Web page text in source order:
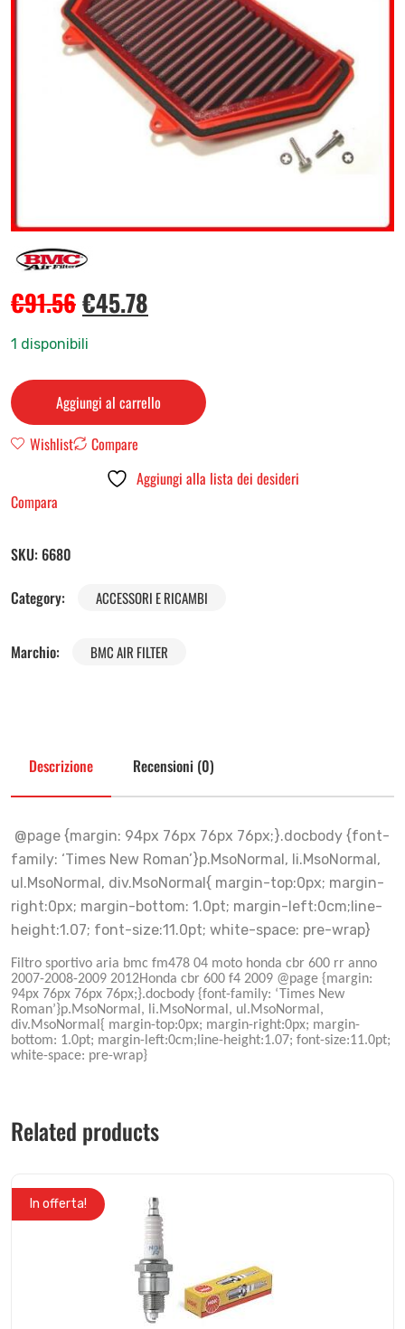
€91.56€45.78
1 disponibili
Aggiungi al carrello
Wishlist
Compare
Aggiungi alla lista dei desideri
Compara
SKU: 6680
Category:
ACCESSORI E RICAMBI
Marchio: BMC AIR FILTER
Descrizione Recensioni (0)
@page {margin: 94px 76px 76px 76px;}.docbody {font-
family: ‘Times New Roman’}p.MsoNormal, li.MsoNormal,
ul.MsoNormal, div.MsoNormal{ margin-top:0px; margin-
right:0px; margin-bottom: 1.0pt; margin-left:0cm;line-
height:1.07; font-size:11.0pt; white-space: pre-wrap}
Filtro sportivo aria bmc fm478 04 moto honda cbr 600 rr anno
2007-2008-2009 2012Honda cbr 600 f4 2009 @page {margin:
94px 76px 76px 76px;}.docbody {font-family: ‘Times New
Roman’}p.MsoNormal, li.MsoNormal, ul.MsoNormal,
div.MsoNormal{ margin-top:0px; margin-right:0px; margin-
bottom: 1.0pt; margin-left:0cm;line-height:1.07; font-size:11.0pt;
white-space: pre-wrap}
Related products
In offerta!